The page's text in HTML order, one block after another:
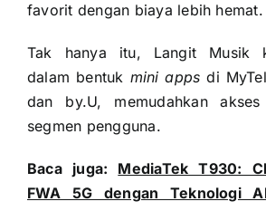
favorit dengan biaya lebih hemat.
Tak hanya itu, Langit Musik
dalam bentuk mini apps di
dan by.U, memudahkan
segmen pengguna.
Baca juga: MediaTek T930:
FWA 5G dengan Teknologi